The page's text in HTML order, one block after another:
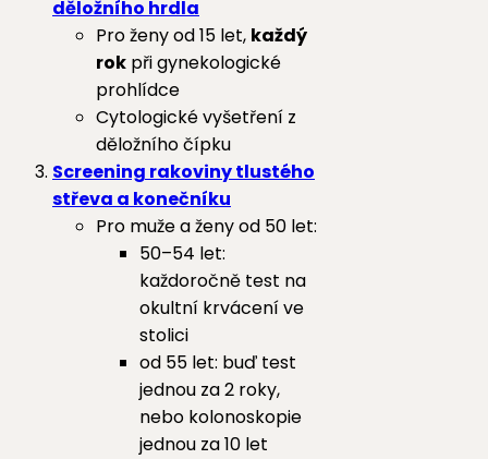
děložního hrdla
Pro ženy od 15 let, každý
rok při gynekologické
prohlídce
Cytologické vyšetření z
děložního čípku
Screening rakoviny tlustého
střeva a konečníku
Pro muže a ženy od 50 let:
50–54 let:
každoročně test na
okultní krvácení ve
stolici
od 55 let: buď test
jednou za 2 roky,
nebo kolonoskopie
jednou za 10 let